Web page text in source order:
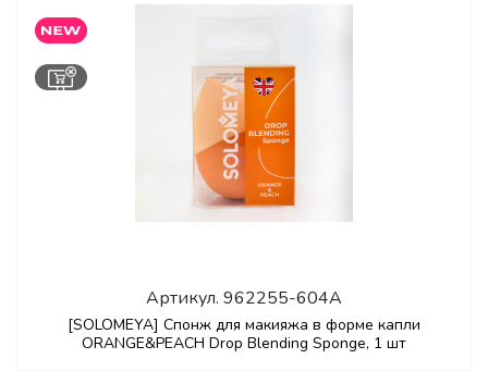
Артикул. 962255-604A
[SOLOMEYA] Спонж для макияжа в форме капли
ORANGE&PEACH Drop Blending Sponge, 1 шт